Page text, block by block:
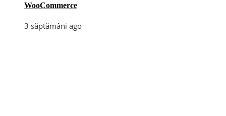
WooCommerce
3 săptămâni ago